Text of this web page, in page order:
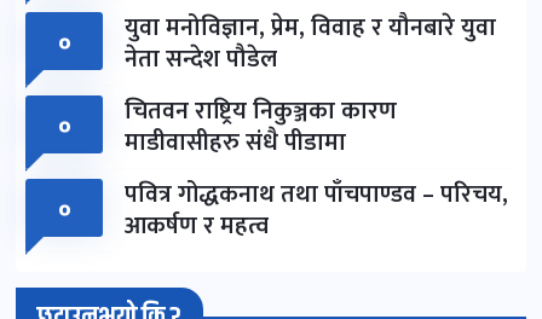
०
युवा मनोविज्ञान, प्रेम, विवाह र यौनबारे युवा
नेता सन्देश पौडेल
०
चितवन राष्ट्रिय निकुञ्जका कारण
माडीवासीहरु संधै पीडामा
०
पवित्र गोद्धकनाथ तथा पाँचपाण्डव – परिचय,
आकर्षण र महत्व